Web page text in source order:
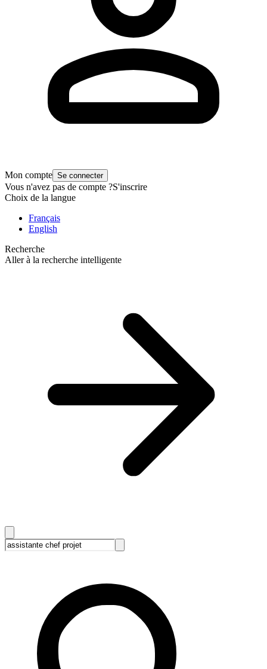
Mon compte Se connecter
Vous n'avez pas de compte ?S'inscrire
Choix de la langue
Français
English
Recherche
Aller à la recherche intelligente